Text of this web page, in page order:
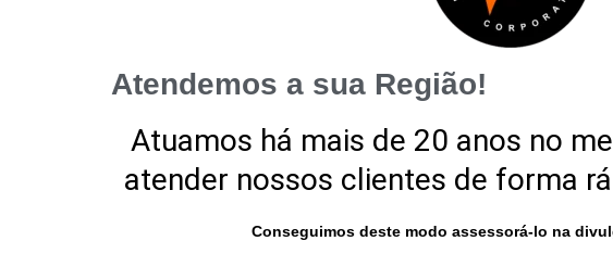
Atendemos a sua Região!
Atuamos há mais de 20 anos no
atender nossos clientes de forma
Conseguimos deste modo assessorá-lo na